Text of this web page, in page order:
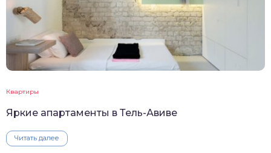
Квартиры
Яркие апартаменты в Тель-Авиве
Читать далее